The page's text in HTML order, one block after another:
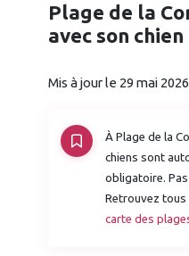
Plage de la
avec son
Mis à jour le 29 mai
À Plage de la
chiens sont
obligatoire.
Retrouvez tous
carte des